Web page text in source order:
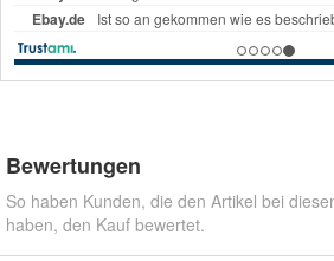
Bewertungen
So haben Kunden, die den Artikel bei
haben, den Kauf bewertet.